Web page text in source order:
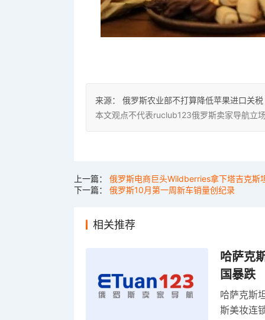
来源：
俄罗斯农业部不打算降低苹果进口关税
本文观点不代表ruclub123俄罗斯卖家导航立
上一篇： 俄罗斯电商巨头Wildberries拿下塔吉克斯
下一篇： 俄罗斯10月第一周新车销量创纪录
相关推荐
哈萨克
国暴跌
哈萨克斯
斯美妆连